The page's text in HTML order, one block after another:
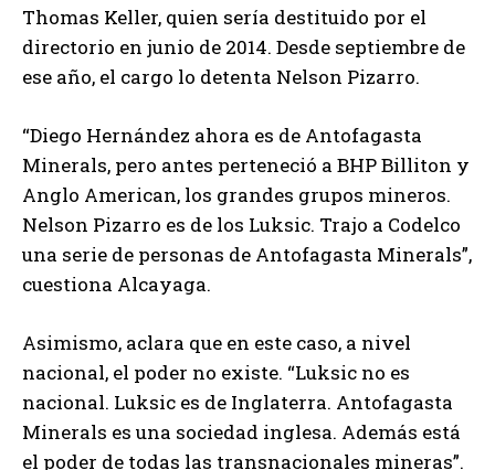
Thomas Keller, quien sería destituido por el
directorio en junio de 2014. Desde septiembre de
ese año, el cargo lo detenta Nelson Pizarro.
“Diego Hernández ahora es de Antofagasta
Minerals, pero antes perteneció a BHP Billiton y
Anglo American, los grandes grupos mineros.
Nelson Pizarro es de los Luksic. Trajo a Codelco
una serie de personas de Antofagasta Minerals”,
cuestiona Alcayaga.
Asimismo, aclara que en este caso, a nivel
nacional, el poder no existe. “Luksic no es
nacional. Luksic es de Inglaterra. Antofagasta
Minerals es una sociedad inglesa. Además está
el poder de todas las transnacionales mineras”.